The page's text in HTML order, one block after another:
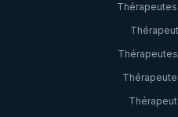
Thérapeutes